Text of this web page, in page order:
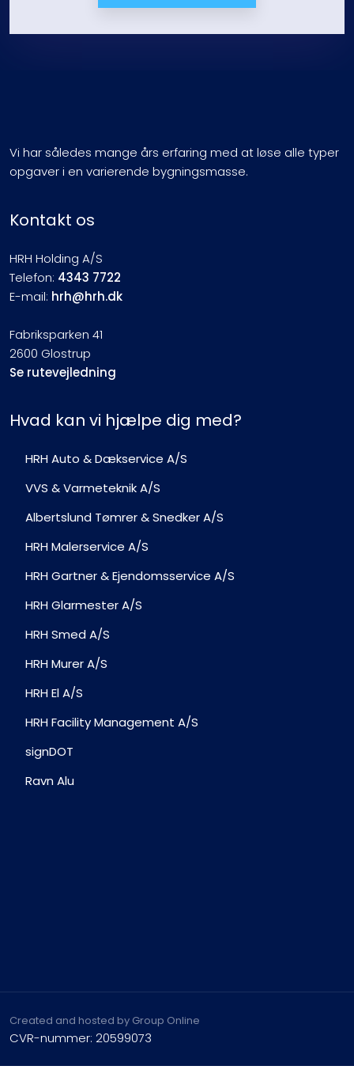
Vi har således mange års erfaring med at løse alle typer
opgaver i en varierende bygningsmasse.
Kontakt os
HRH Holding A/S
Telefon: 4343 7722
E-mail: hrh@hrh.dk
Fabriksparken 41
2600 Glostrup
Se rutevejledning
Hvad kan vi hjælpe dig med?
HRH Auto & Dækservice A/S
VVS & Varmeteknik A/S
Albertslund Tømrer & Snedker A/S
HRH Malerservice A/S
HRH Gartner & Ejendomsservice A/S
HRH Glarmester A/S
HRH Smed A/S
HRH Murer A/S
HRH El A/S
HRH Facility Management A/S
signDOT
Ravn Alu
Created and hosted by Group Online
CVR-nummer: 20599073